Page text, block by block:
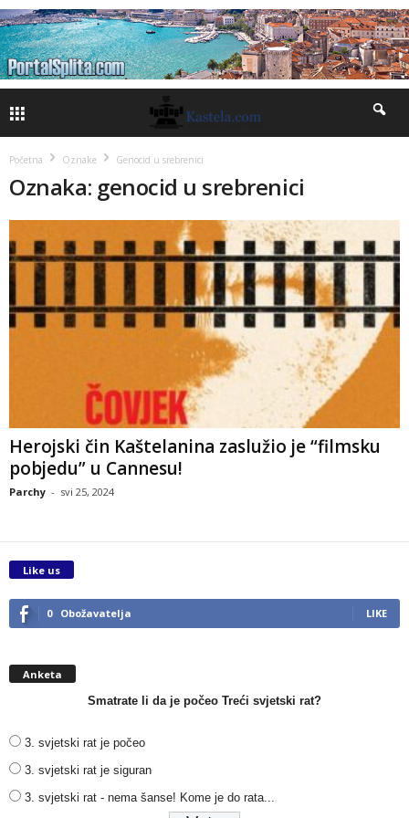
Početna Oznake Genocid u srebrenici
Oznaka: genocid u srebrenici
Herojski čin Kaštelanina zaslužio je “filmsku
pobjedu” u Cannesu!
Parchy - svi 25, 2024
Like us
0 Obožavatelja LIKE
Anketa
Smatrate li da je počeo Treći svjetski rat?
3. svjetski rat je počeo
3. svjetski rat je siguran
3. svjetski rat - nema šanse! Kome je do rata...